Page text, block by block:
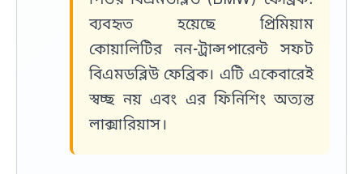
ব্যবহৃত হয়েছে প্রিমিয়াম
কোয়ালিটিরনন-ট্রান্সপারেন্ট সফট
বিএমডব্লিউ ফেব্রিক। এটি একেবারেই
স্বচ্ছ নয় এবং এর ফিনিশিং অত্যন্ত
লাক্সারিয়াস।